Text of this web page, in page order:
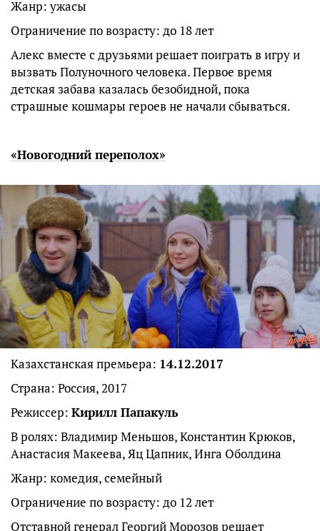
Жанр: ужасы
Ограничение по возрасту: до 18 лет
Алекс вместе с друзьями решает поиграть в игру и
вызвать Полуночного человека. Первое время
детская забава казалась безобидной, пока
страшные кошмары героев не начали сбываться.
«Новогодний переполох»
Казахстанская премьера: 14.12.2017
Страна: Россия, 2017
Режиссер: Кирилл Папакуль
В ролях: Владимир Меньшов, Константин Крюков,
Анастасия Макеева, Яц Цапник, Инга Оболдина
Жанр: комедия, семейный
Ограничение по возрасту: до 12 лет
Отставной генерал Георгий Морозов решает